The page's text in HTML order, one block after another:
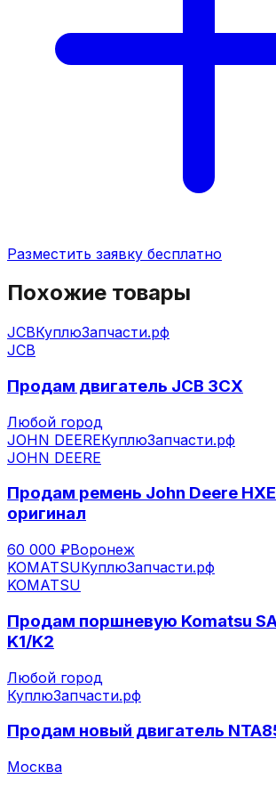
Разместить заявку бесплатно
Похожие товары
JCBКуплюЗапчасти.рф
JCB
Продам двигатель JCB 3CX
Любой город
JOHN DEEREКуплюЗапчасти.рф
JOHN DEERE
Продам ремень John Deere
оригинал
60 000 ₽Воронеж
KOMATSUКуплюЗапчасти.рф
KOMATSU
Продам поршневую Komatsu
K1/K2
Любой город
КуплюЗапчасти.рф
Продам новый двигатель
Москва